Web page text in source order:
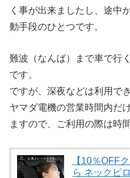
く事が出来ましたし、途中
動手段のひとつです。
難波（なんば）まで車で行
です。
ですが、深夜などは利用で
ヤマダ電機の営業時間内だ
ますので、ご利用の際は時
【10％OFF
ら ネックピ